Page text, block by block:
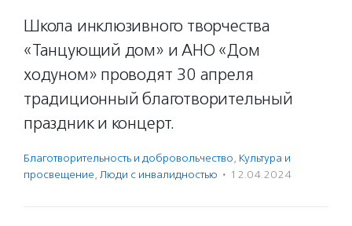
Школа инклюзивного творчества
«Танцующий дом» и АНО «Дом
ходуном» проводят 30 апреля
традиционный благотворительный
праздник и концерт.
Благотвори­тель­ность и доброволь­чест­во, Культура и
просвещение, Люди с инвалидностью · 12.04.2024